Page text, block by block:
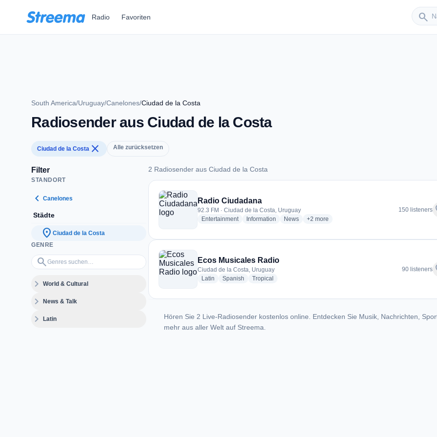
Radio Favoriten search
Sender
South America/Uruguay/Canelones/Ciudad de la Costa
Radiosender aus Ciudad de la Costa
Ciudad de la Costa close Alle zurücksetzen
Filter
STANDORT
chevron_left Canelones
Städte
location_on Ciudad de la Costa
GENRE
search
Genres suchen…
expand_moreWorld & Cultural
expand_moreNews & Talk
expand_moreLatin
2 Radiosender aus Ciudad de la Costa
2 Radiosender aus Ciudad de la Costa
Radio Ciudadana
92.3 FM · Ciudad de la Costa, Uruguay
Entertainmentradio stations
Information radio stations
Newsradio stations
+2 more genres for Radio Ciudadana
more
150 listeners
Ecos Musicales Radio
Ciudad de la Costa, Uruguay
Latin radio stations
Spanish radio stations
Tropical
90 listeners
Hören Sie 2 Live-Radiosender kostenlos online. Entdecken Sie Musik, Nachrichten,
mehr aus aller Welt auf Streema.